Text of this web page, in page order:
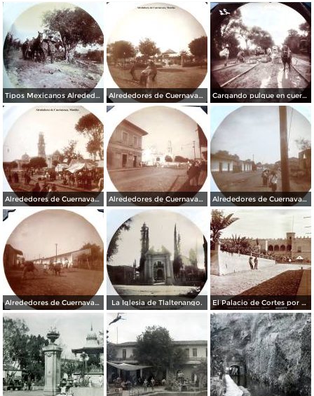
Tipos Mexicanos Alrededores de Cuernavaca Morelos.. Alrededores de Cuernavaca Morelos. Cargando pulque en cueros de puerco Alrededores de Cuernavaca Morelos.
Alrededores de Cuernavaca Morelos. Alrededores de Cuernavaca Morelos. Alrededores de Cuernavaca Morelos.
Alrededores de Cuernavaca Morelos. La Iglesia de Tlaltenango. El Palacio de Cortes por el Fotógrafo Windfield Scott.